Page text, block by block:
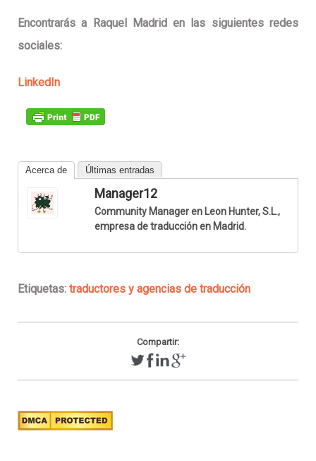
Encontrarás a Raquel Madrid en las siguientes redes
sociales:
LinkedIn
Acerca de Últimas entradas
Manager12
Community Manager en Leon Hunter, S.L.,
empresa de traducción en Madrid.
Etiquetas: traductores y agencias de traducción
Compartir: